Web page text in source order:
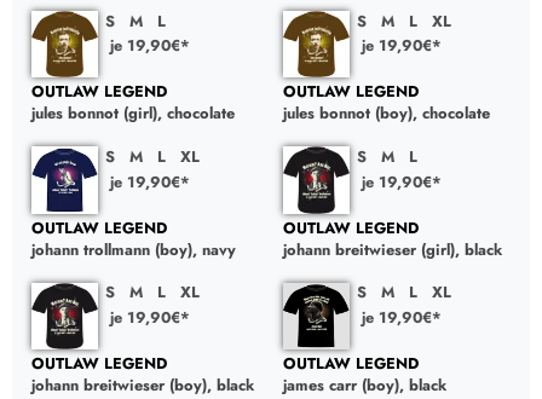
S
M
L
je 19,90€*
OUTLAW LEGEND
jules bonnot (girl), chocolate
S M L
XL
je 19,90€*
OUTLAW LEGEND
jules bonnot (boy), chocolate
S
M L
XL
je 19,90€*
OUTLAW LEGEND
johann trollmann (boy), navy
S M
L
je 19,90€*
OUTLAW LEGEND
johann breitwieser (girl), black
S
M L
XL
je 19,90€*
OUTLAW LEGEND
johann breitwieser (boy), black
S M L
XL
je 19,90€*
OUTLAW LEGEND
james carr (boy), black